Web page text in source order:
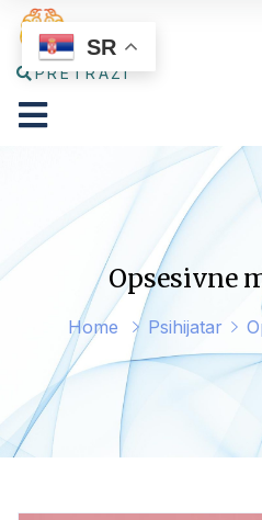
PRETRAŽI
Opsesivne
Home Psihijatar
SR